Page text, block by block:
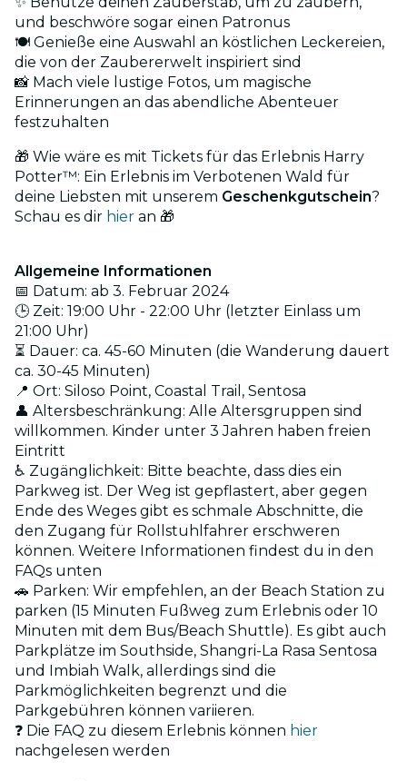
und beschwöre sogar einen Patronus
🍽️ Genieße eine Auswahl an köstlichen Leckereien,
die von der Zaubererwelt inspiriert sind
📸 Mach viele lustige Fotos, um magische
Erinnerungen an das abendliche Abenteuer
festzuhalten
🎁 Wie wäre es mit Tickets für das Erlebnis Harry
Potter™: Ein Erlebnis im Verbotenen Wald für
deine Liebsten mit unserem Geschenkgutschein?
Schau es dir hier an 🎁
Allgemeine Informationen
📅 Datum: ab 3. Februar 2024
🕒 Zeit: 19:00 Uhr - 22:00 Uhr (letzter Einlass um
21:00 Uhr)
⏳ Dauer: ca. 45-60 Minuten (die Wanderung dauert
ca. 30-45 Minuten)
📍 Ort: Siloso Point, Coastal Trail, Sentosa
👤 Altersbeschränkung: Alle Altersgruppen sind
willkommen. Kinder unter 3 Jahren haben freien
Eintritt
♿ Zugänglichkeit: Bitte beachte, dass dies ein
Parkweg ist. Der Weg ist gepflastert, aber gegen
Ende des Weges gibt es schmale Abschnitte, die
den Zugang für Rollstuhlfahrer erschweren
können. Weitere Informationen findest du in den
FAQs unten
🚗 Parken: Wir empfehlen, an der Beach Station zu
parken (15 Minuten Fußweg zum Erlebnis oder 10
Minuten mit dem Bus/Beach Shuttle). Es gibt auch
Parkplätze im Southside, Shangri-La Rasa Sentosa
und Imbiah Walk, allerdings sind die
Parkmöglichkeiten begrenzt und die
Parkgebühren können variieren.
❓ Die FAQ zu diesem Erlebnis können hier
nachgelesen werden